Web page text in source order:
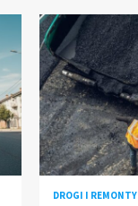
DROGI I REMONTY